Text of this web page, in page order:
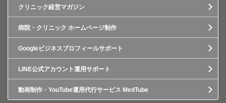
クリニック経営マガジン
病院・クリニック ホームページ制作
Googleビジネスプロフィールサポート
LINE公式アカウント運用サポート
動画制作・YouTube運用代行サービス MedTube